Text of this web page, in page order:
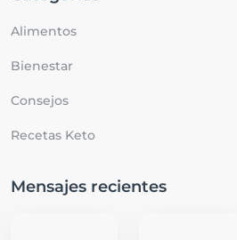
Alimentos
Bienestar
Consejos
Recetas Keto
Mensajes recientes